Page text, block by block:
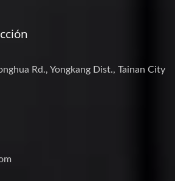
Rd., Yongkang Dist., Tainan City